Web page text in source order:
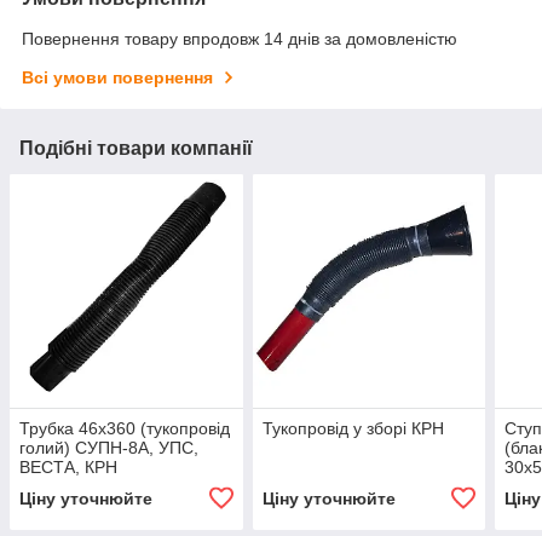
Повернення товару впродовж 14 днів за домовленістю
Всі умови повернення
Подібні товари компанії
Трубка 46х360 (тукопровід
голий) СУПН-8А, УПС,
ВЕСТА, КРН
Ціну уточнюйте
Тукопровід у зборі КРН
Ціну уточнюйте